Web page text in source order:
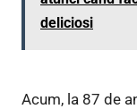
deliciosi
Acum, la 87 de